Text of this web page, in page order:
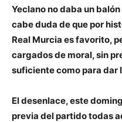
Yeclano no daba un
cabe duda de quepor
Real Murcia es favorito,
cargados de moral, sin
suficiente como para dar
El desenlace,este
previa del partido todas